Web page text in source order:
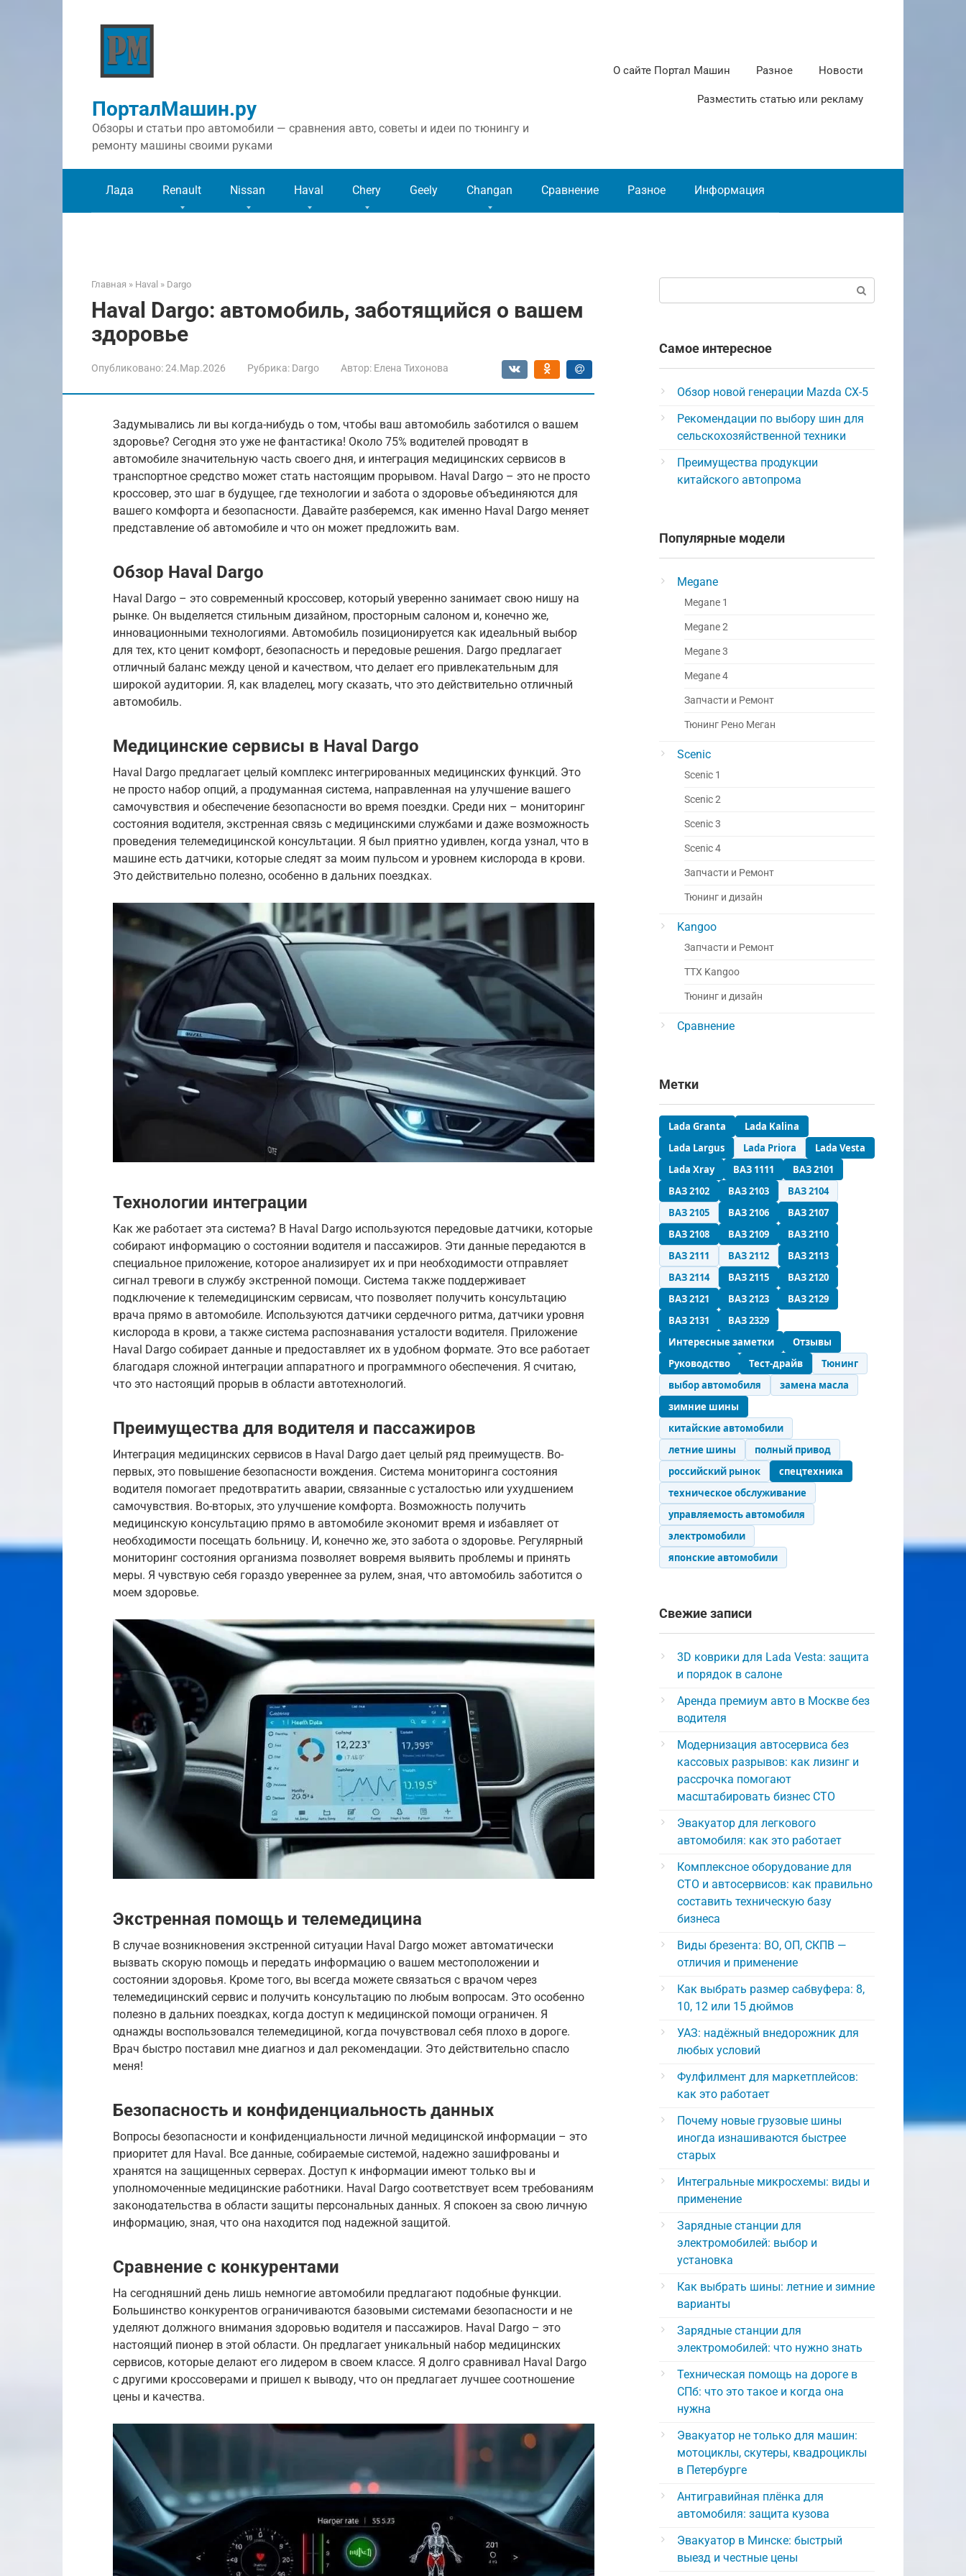
ПорталМашин.ру
Обзоры и статьи про автомобили — сравнения авто, советы и идеи по тюнингу и
ремонту машины своими руками
О сайте Портал Машин Разное Новости
Разместить статью или рекламу
Лада Renault Nissan Haval Chery Geely Changan Сравнение Разное Информация
Главная » Haval » Dargo
Haval Dargo: автомобиль, заботящийся о вашем
здоровье
Опубликовано:24.Мар.2026 Рубрика: Dargo Автор: Елена Тихонова
Задумывались ли вы когда-нибудь о том, чтобы ваш автомобиль заботился о вашем
здоровье? Сегодня это уже не фантастика! Около 75% водителей проводят в
автомобиле значительную часть своего дня, и интеграция медицинских сервисов в
транспортное средство может стать настоящим прорывом. Haval Dargo – это не просто
кроссовер, это шаг в будущее, где технологии и забота о здоровье объединяются для
вашего комфорта и безопасности. Давайте разберемся, как именно Haval Dargo меняет
представление об автомобиле и что он может предложить вам.
Обзор Haval Dargo
Haval Dargo – это современный кроссовер, который уверенно занимает свою нишу на
рынке. Он выделяется стильным дизайном, просторным салоном и, конечно же,
инновационными технологиями. Автомобиль позиционируется как идеальный выбор
для тех, кто ценит комфорт, безопасность и передовые решения. Dargo предлагает
отличный баланс между ценой и качеством, что делает его привлекательным для
широкой аудитории. Я, как владелец, могу сказать, что это действительно отличный
автомобиль.
Медицинские сервисы в Haval Dargo
Haval Dargo предлагает целый комплекс интегрированных медицинских функций. Это
не просто набор опций, а продуманная система, направленная на улучшение вашего
самочувствия и обеспечение безопасности во время поездки. Среди них – мониторинг
состояния водителя, экстренная связь с медицинскими службами и даже возможность
проведения телемедицинской консультации. Я был приятно удивлен, когда узнал, что в
машине есть датчики, которые следят за моим пульсом и уровнем кислорода в крови.
Это действительно полезно, особенно в дальних поездках.
Технологии интеграции
Как же работает эта система? В Haval Dargo используются передовые датчики, которые
собирают информацию о состоянии водителя и пассажиров. Эти данные передаются в
специальное приложение, которое анализирует их и при необходимости отправляет
сигнал тревоги в службу экстренной помощи. Система также поддерживает
подключение к телемедицинским сервисам, что позволяет получить консультацию
врача прямо в автомобиле. Используются датчики сердечного ритма, датчики уровня
кислорода в крови, а также система распознавания усталости водителя. Приложение
Haval Dargo собирает данные и предоставляет их в удобном формате. Это все работает
благодаря сложной интеграции аппаратного и программного обеспечения. Я считаю,
что это настоящий прорыв в области автотехнологий.
Преимущества для водителя и пассажиров
Интеграция медицинских сервисов в Haval Dargo дает целый ряд преимуществ. Во-
первых, это повышение безопасности вождения. Система мониторинга состояния
водителя помогает предотвратить аварии, связанные с усталостью или ухудшением
самочувствия. Во-вторых, это улучшение комфорта. Возможность получить
медицинскую консультацию прямо в автомобиле экономит время и избавляет от
необходимости посещать больницу. И, конечно же, это забота о здоровье. Регулярный
мониторинг состояния организма позволяет вовремя выявить проблемы и принять
меры. Я чувствую себя гораздо увереннее за рулем, зная, что автомобиль заботится о
моем здоровье.
Экстренная помощь и телемедицина
В случае возникновения экстренной ситуации Haval Dargo может автоматически
вызвать скорую помощь и передать информацию о вашем местоположении и
состоянии здоровья. Кроме того, вы всегда можете связаться с врачом через
телемедицинский сервис и получить консультацию по любым вопросам. Это особенно
полезно в дальних поездках, когда доступ к медицинской помощи ограничен. Я
однажды воспользовался телемедициной, когда почувствовал себя плохо в дороге.
Врач быстро поставил мне диагноз и дал рекомендации. Это действительно спасло
меня!
Безопасность и конфиденциальность данных
Вопросы безопасности и конфиденциальности личной медицинской информации – это
приоритет для Haval. Все данные, собираемые системой, надежно зашифрованы и
хранятся на защищенных серверах. Доступ к информации имеют только вы и
уполномоченные медицинские работники. Haval Dargo соответствует всем требованиям
законодательства в области защиты персональных данных. Я спокоен за свою личную
информацию, зная, что она находится под надежной защитой.
Сравнение с конкурентами
На сегодняшний день лишь немногие автомобили предлагают подобные функции.
Большинство конкурентов ограничиваются базовыми системами безопасности и не
уделяют должного внимания здоровью водителя и пассажиров. Haval Dargo – это
настоящий пионер в этой области. Он предлагает уникальный набор медицинских
сервисов, которые делают его лидером в своем классе. Я долго сравнивал Haval Dargo
с другими кроссоверами и пришел к выводу, что он предлагает лучшее соотношение
цены и качества.
Самое интересное
Обзор новой генерации Mazda CX-5
Рекомендации по выбору шин для
сельскохозяйственной техники
Преимущества продукции
китайского автопрома
Популярные модели
Megane
Megane 1
Megane 2
Megane 3
Megane 4
Запчасти и Ремонт
Тюнинг Рено Меган
Scenic
Scenic 1
Scenic 2
Scenic 3
Scenic 4
Запчасти и Ремонт
Тюнинг и дизайн
Kangoo
Запчасти и Ремонт
ТТХ Kangoo
Тюнинг и дизайн
Сравнение
Метки
Lada Granta
Lada Kalina
Lada Largus
Lada Priora
Lada Vesta
Lada Xray
ВАЗ 1111
ВАЗ 2101
ВАЗ 2102
ВАЗ 2103
ВАЗ 2104
ВАЗ 2105
ВАЗ 2106
ВАЗ 2107
ВАЗ 2108
ВАЗ 2109
ВАЗ 2110
ВАЗ 2111
ВАЗ 2112
ВАЗ 2113
ВАЗ 2114
ВАЗ 2115
ВАЗ 2120
ВАЗ 2121
ВАЗ 2123
ВАЗ 2129
ВАЗ 2131
ВАЗ 2329
Интересные заметки
Отзывы
Руководство
Тест-драйв
Тюнинг
выбор автомобиля
замена масла
зимние шины
китайские автомобили
летние шины
полный привод
российский рынок
спецтехника
техническое обслуживание
управляемость автомобиля
электромобили
японские автомобили
Свежие записи
3D коврики для Lada Vesta: защита
и порядок в салоне
Аренда премиум авто в Москве без
водителя
Модернизация автосервиса без
кассовых разрывов: как лизинг и
рассрочка помогают
масштабировать бизнес СТО
Эвакуатор для легкового
автомобиля: как это работает
Комплексное оборудование для
СТО и автосервисов: как правильно
составить техническую базу
бизнеса
Виды брезента: ВО, ОП, СКПВ —
отличия и применение
Как выбрать размер сабвуфера: 8,
10, 12 или 15 дюймов
УАЗ: надёжный внедорожник для
любых условий
Фулфилмент для маркетплейсов:
как это работает
Почему новые грузовые шины
иногда изнашиваются быстрее
старых
Интегральные микросхемы: виды и
применение
Зарядные станции для
электромобилей: выбор и
установка
Как выбрать шины: летние и зимние
варианты
Зарядные станции для
электромобилей: что нужно знать
Техническая помощь на дороге в
СПб: что это такое и когда она
нужна
Эвакуатор не только для машин:
мотоциклы, скутеры, квадроциклы
в Петербурге
Антигравийная плёнка для
автомобиля: защита кузова
Эвакуатор в Минске: быстрый
выезд и честные цены